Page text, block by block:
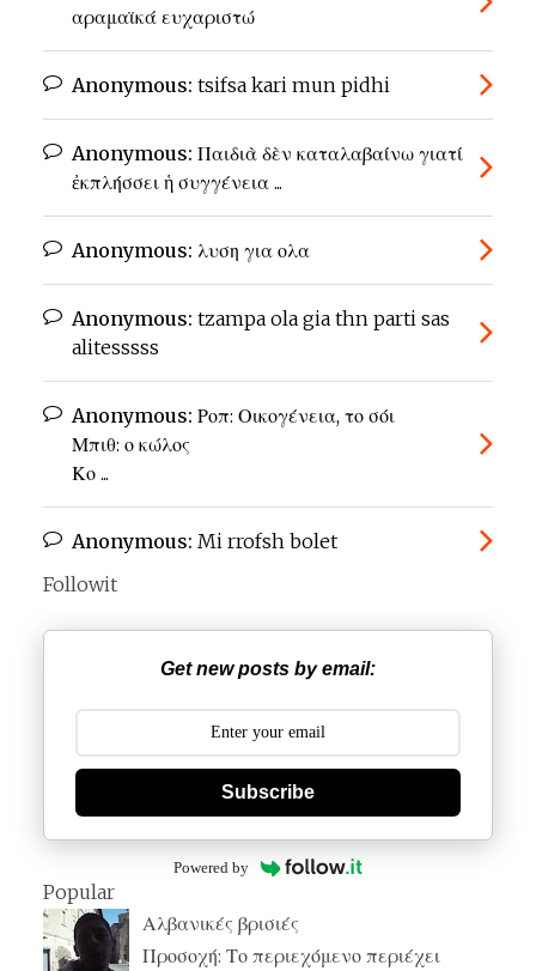
αραμαϊκά ευχαριστώ
Anonymous: tsifsa kari mun pidhi
Anonymous: Παιδιὰ δὲν καταλαβαίνω γιατί
ἐκπλήσσει ἡ συγγένεια ...
Anonymous: λυση για ολα
Anonymous: tzampa ola gia thn parti sas
alitesssss
Anonymous: Ροπ: Οικογένεια, το σόι
Μπιθ: ο κώλος
Κο ...
Anonymous: Mi rrofsh bolet
Followit
Get new posts by email:
Subscribe
Powered by
Popular
Αλβανικές βρισιές
Προσοχή: Το περιεχόμενο περιέχει